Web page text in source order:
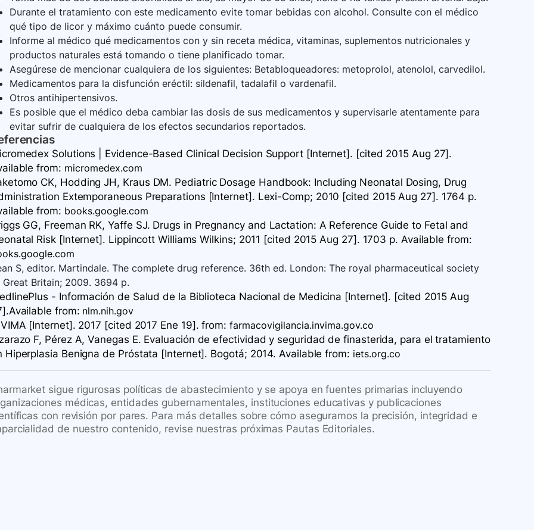
Durante el tratamiento con este medicamento evite tomar bebidas con alcohol. Consulte con el médico
qué tipo de licor y máximo cuánto puede consumir.
Informe al médico qué medicamentos con y sin receta médica, vitaminas, suplementos nutricionales y
productos naturales está tomando o tiene planificado tomar.
Asegúrese de mencionar cualquiera de los siguientes: Betabloqueadores: metoprolol, atenolol, carvedilol.
Medicamentos para la disfunción eréctil: sildenafil, tadalafil o vardenafil.
Otros antihipertensivos.
Es posible que el médico deba cambiar las dosis de sus medicamentos y supervisarle atentamente para
evitar sufrir de cualquiera de los efectos secundarios reportados.
Solutions | Evidence-Based Clinical Decision Support [Internet]. [cited 2015 Aug 27].
from: micromedex.com
CK, Hodding JH, Kraus DM. Pediatric Dosage Handbook: Including Neonatal Dosing, Drug
Extemporaneous Preparations [Internet]. Lexi-Comp; 2010 [cited 2015 Aug 27]. 1764 p.
from: books.google.com
GG, Freeman RK, Yaffe SJ. Drugs in Pregnancy and Lactation: A Reference Guide to Fetal and
Risk [Internet]. Lippincott Williams Wilkins; 2011 [cited 2015 Aug 27]. 1703 p. Available from:
S, editor. Martindale. The complete drug reference. 36th ed. London: The royal pharmaceutical society
Britain; 2009. 3694 p.
- Información de Salud de la Biblioteca Nacional de Medicina [Internet]. [cited 2015 Aug
from: nlm.nih.gov
[Internet]. 2017 [cited 2017 Ene 19]. from: farmacovigilancia.invima.gov.co
F, Pérez A, Vanegas E. Evaluación de efectividad y seguridad de finasterida, para el tratamiento
Hiperplasia Benigna de Próstata [Internet]. Bogotá; 2014. Available from: iets.org.co
sigue rigurosas políticas de abastecimiento y se apoya en fuentes primarias incluyendo
médicas, entidades gubernamentales, instituciones educativas y publicaciones
con revisión por pares. Para más detalles sobre cómo aseguramos la precisión, integridad e
de nuestro contenido, revise nuestras próximas Pautas Editoriales.